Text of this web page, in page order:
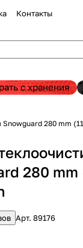
Контакты
с хранения
Snowguard 280 mm
280 mm
Арт.89176